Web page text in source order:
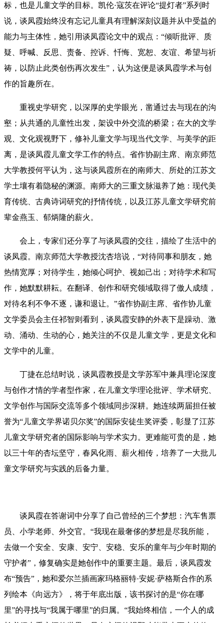
标，也是儿童文学的目标。凯伦·寇茨在评论“提灯者”系列时
说，谈凤霞始终没有忘记儿童具有理解深刻议题并从中受益的
能力与主体性，她引用谈凤霞论文中的观点：“倾听批评、质
疑、呼喊、反思、责备、控诉、忏悔、宽恕、友谊、希望与祈
祷，以防止此类创伤再次发生”，认为这便是谈凤霞学术与创
作的旨趣所在。
重视史学研究，以深厚的史学眼光，凿通过去与现在的沟
壑；从共通的儿童性出发，架设中外交流的桥梁；在大的文学
观、文化观视野下，修补儿童文学与现当代文学、与美学的距
离，是谈凤霞儿童文学工作的特点。省作协副主席、南京师范
大学教授何平认为，这与谈凤霞所在的南师大、所处的江苏文
学土壤有着隐秘的渊源。南师大的三重文脉滋养了她：现代美
育传统、古典诗词研究的抒情传统，以及江苏儿童文学研究前
辈金燕玉、郁炳隆的薪火。
会上，专家们还分享了与谈凤霞的交往，描绘了生活中的
谈凤霞。南京师范大学教授沈杏培说，“对待同事和朋友，她
热情宽厚；对待学生，她倾心呵护、视如己出；对待学术和写
作，她默默耕耘。在翻译、创作和研究领域取得了傲人成绩，
对待名利不争不逐，谦和退让。”省作协副主席、省作协儿童
文学委员会主任祁智则看到，谈凤霞安静的外表下是躁动、激
动、涌动、生动的心，她关注的不仅是儿童文学，更是文化和
文学中的儿童。
丁捷在总结时说，谈凤霞教授是文学苏军中兼具理论深度
与创作才情的学者型作家，在儿童文学理论批评、学术研究、
文学创作与国际交流等多个领域同步深耕。她连续两届担任被
誉为“儿童文学界诺贝尔奖”的国际安徒生奖评委，彰显了江苏
儿童文学研究者的国际影响与学术实力。更难能可贵的是，她
以三十年的杏坛坚守，春风化雨、薪火相传，培养了一大批儿
童文学研究与实践的后备力量。
谈凤霞在答谢词中分享了自己曾经的三个梦想：汽车售票
员、小学老师、外交官。“我现在最奢侈的梦想是尽我所能，
去做一个安全、安康、安宁、安稳、安乐的童年与少年时期的
守护者”，修复确实是她创作中的重要主题。最后，谈凤霞发
布“预告”，她和爱尔兰插画家玛格丽特·安妮·萨格斯合作的系
列绘本《向远方》，将于年底出版，该书探讨的是“你在哪
里”的寻找与“我属于哪里”的归属。“我始终相信，一个人的成